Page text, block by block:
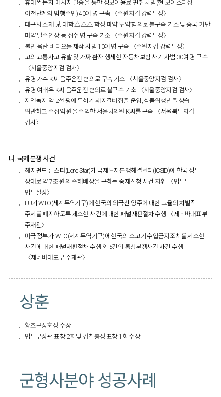
휴대폰 문자 메시지 발송을 통한 정보이용료 편취 사범(현 보이스피싱
이전단계의 범행수법) 40여 명 구속 〈수원지검 강력부장〉
대구시 소재 某 대학 △△△ 학장 마약 투약 혐의로 불구속 기소 및 중국 기반
마약 밀수입상 등 십수 명 구속 기소 〈수원지검 강력부장〉
불법 음란 비디오물 제작 사범 10여 명 구속 〈수원지검 강력부장〉
고의 교통사고 유발 및 가짜 환자 행세한 자동차보험 사기 사범 30여 명 구속
〈서울중앙지검 검사〉
유명 가수 K씨 음주운전 혐의로 구속 기소 〈서울중앙지검 검사〉
유명 여배우 K씨 음주운전 혐의로 불구속 기소 〈서울중앙지검 검사〉
자연녹지 약 2천 평에 무허가 돼지갈비집을 운영, 식품위생법을 상습
위반하고 수십억 원을 수익한 서울시의원 K씨를 구속 〈서울북부지검
검사〉
나. 국제분쟁 사건
헤지펀드 론스타(Lone Star)가 국제투자분쟁해결센터(ICSID)에 한국 정부
상대로 약 7조 원의 손해배상을 구하는 중재신청 사건 지휘 〈법무부
법무실장〉
EU가 WTO(세계무역기구)에 한국의 외국산 양주에 대한 고율의 차별적
주세를 폐지하도록 제소한 사건에 대한 패널재판절차 수행 〈제네바대표부
주재관〉
미국 정부가 WTO(세계무역기구)에 한국의 소고기 수입금지조치를 제소한
사건에 대한 패널재판절차 수행 외 6건의 통상분쟁사건 사건 수행
〈제네바대표부 주재관〉
상훈
황조근정훈장 수상
법무부장관 표창 2회 및 검찰총장 표창 1회 수상
군형사분야 성공사례